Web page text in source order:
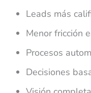
Leads más
Menor fricción
Procesos
Decisiones